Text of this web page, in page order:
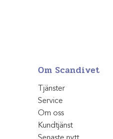
Om Scandivet
Tjänster
Service
Om oss
Kundtjänst